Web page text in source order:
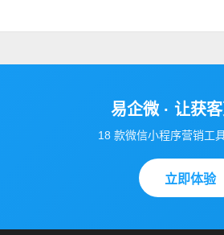
易企微 · 让获
18 款微信小程序营销工
立即体验